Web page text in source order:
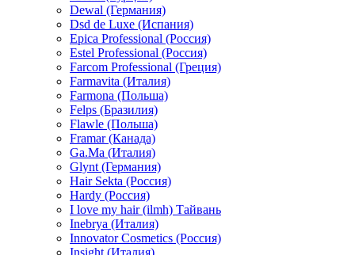
Dewal (Германия)
Dsd de Luxe (Испания)
Epica Professional (Россия)
Estel Professional (Россия)
Farcom Professional (Греция)
Farmavita (Италия)
Farmona (Польша)
Felps (Бразилия)
Flawle (Польша)
Framar (Канада)
Ga.Ma (Италия)
Glynt (Германия)
Hair Sekta (Россия)
Hardy (Россия)
I love my hair (ilmh) Тайвань
Inebrya (Италия)
Innovator Cosmetics (Россия)
Insight (Италия)